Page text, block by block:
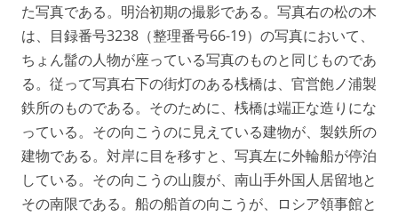
た写真である。明治初期の撮影である。写真右の松の木
は、目録番号3238（整理番号66-19）の写真において、
ちょん髷の人物が座っている写真のものと同じものであ
る。従って写真右下の街灯のある桟橋は、官営飽ノ浦製
鉄所のものである。そのために、桟橋は端正な造りにな
っている。その向こうのに見えている建物が、製鉄所の
建物である。対岸に目を移すと、写真左に外輪船が停泊
している。その向こうの山腹が、南山手外国人居留地と
その南限である。船の船首の向こうが、ロシア領事館と